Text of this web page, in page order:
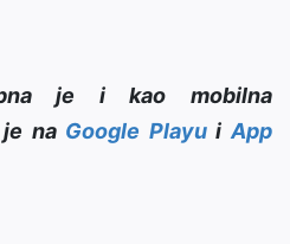
je i kao mobilna
na Google PlayuiApp